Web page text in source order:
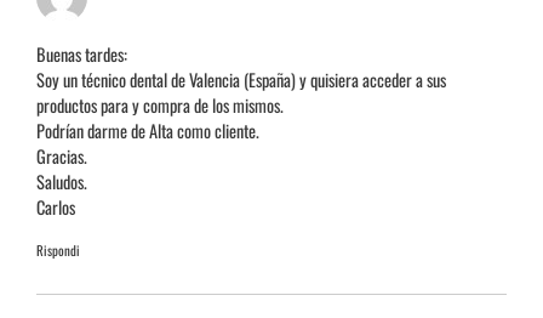
Buenas tardes:
Soy un técnico dental de Valencia (España) y quisiera acceder a sus
productos para y compra de los mismos.
Podrían darme de Alta como cliente.
Gracias.
Saludos.
Carlos
Rispondi